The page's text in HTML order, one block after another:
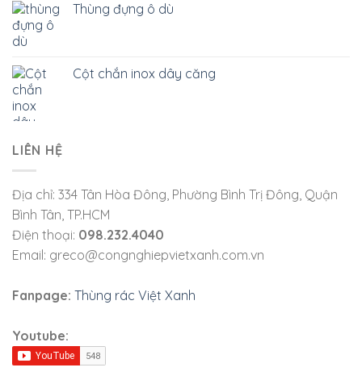
Thùng đựng ô dù
Cột chắn inox dây căng
LIÊN HỆ
Địa chỉ: 334 Tân Hòa Đông, Phường Bình Trị Đông, Quận
Bình Tân, TP.HCM
Điện thoại: 098.232.4040
Email: greco@congnghiepvietxanh.com.vn
Fanpage: Thùng rác Việt Xanh
Youtube: